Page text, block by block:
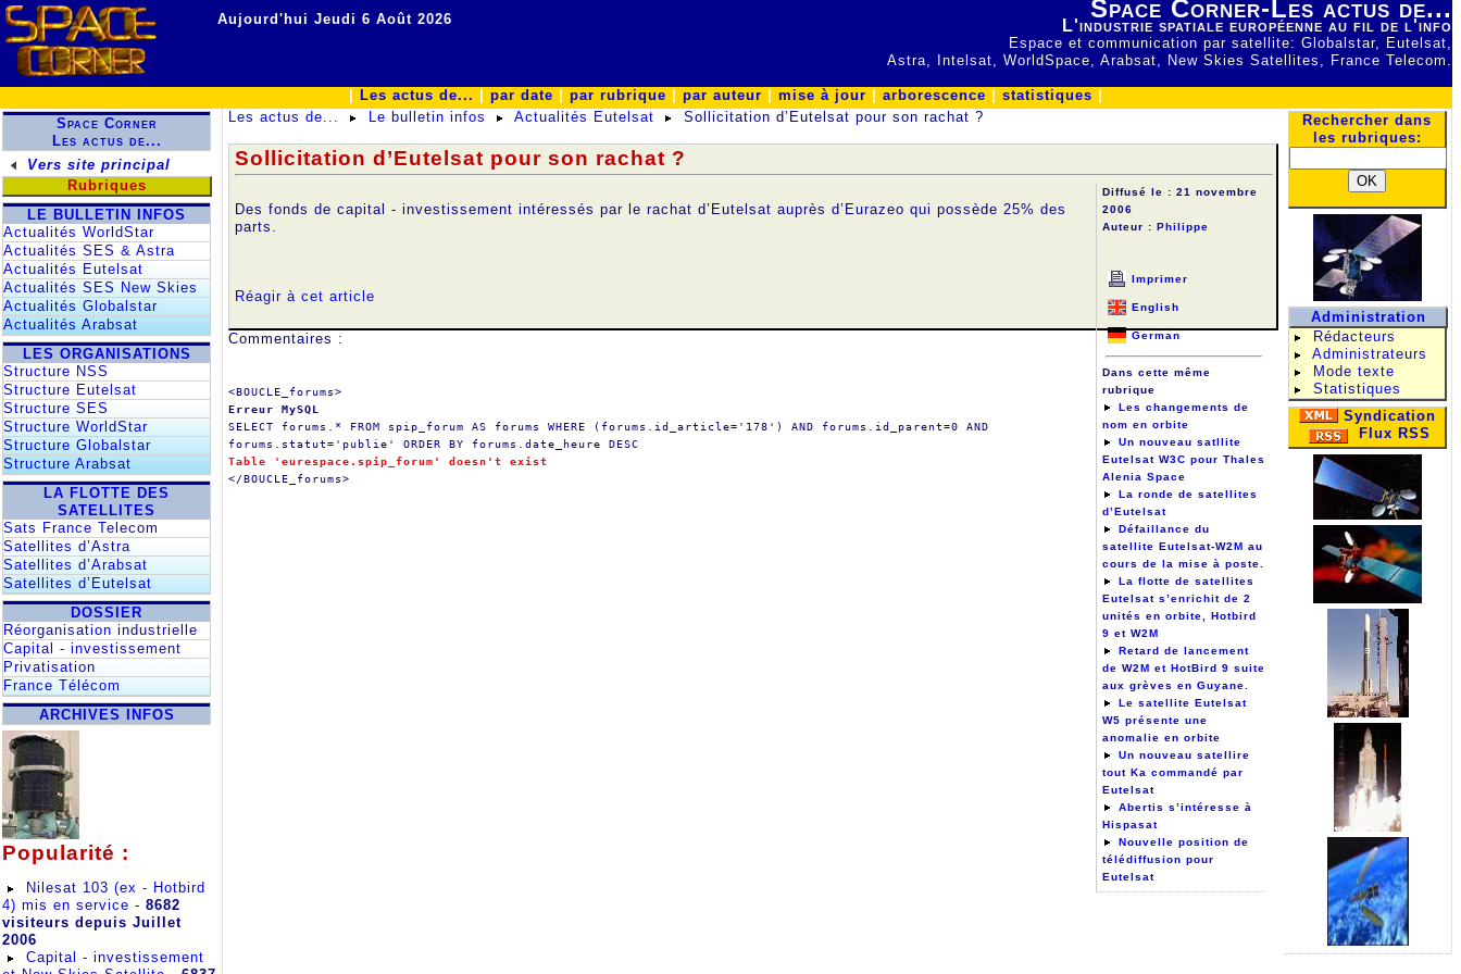
Aujourd'hui Jeudi 6 Août 2026 Space Corner-Les actus de...
L'industrie spatiale européenne au fil de l'info
Espace et communication par satellite: Globalstar, Eutelsat,
Astra, Intelsat, WorldSpace, Arabsat, New Skies Satellites, France Telecom.
Les actus de... par date par rubrique par auteur mise à jour arborescence statistiques
Space Corner
Les actus de...
Vers site principal
Rubriques
LE BULLETIN INFOS
Actualités WorldStar
Actualités SES & Astra
Actualités Eutelsat
Actualités SES New Skies
Actualités Globalstar
Actualités Arabsat
LES ORGANISATIONS
Structure NSS
Structure Eutelsat
Structure SES
Structure WorldStar
Structure Globalstar
Structure Arabsat
LA FLOTTE DES
SATELLITES
Sats France Telecom
Satellites d’Astra
Satellites d’Arabsat
Satellites d’Eutelsat
DOSSIER
Réorganisation industrielle
Capital - investissement
Privatisation
France Télécom
ARCHIVES INFOS
Popularité :
Nilesat 103 (ex - Hotbird
4) mis en service - 8682
visiteurs depuis Juillet
2006
Capital - investissement
Rechercher dans
les rubriques:
Administration
Rédacteurs
Administrateurs
Mode texte
Statistiques
Syndication
Flux RSS
Les actus de... Le bulletin infos Actualités Eutelsat Sollicitation d’Eutelsat pour son rachat ?
Sollicitation d’Eutelsat pour son rachat ?
Diffusé le : 21 novembre
2006
Auteur : Philippe
Imprimer
English
German
Dans cette même
rubrique
Les changements de
nom en orbite
Un nouveau satllite
Eutelsat W3C pour Thales
Alenia Space
La ronde de satellites
d’Eutelsat
Défaillance du
satellite Eutelsat-W2M au
cours de la mise à poste.
La flotte de satellites
Eutelsat s’enrichit de 2
unités en orbite, Hotbird
9 et W2M
Retard de lancement
de W2M et HotBird 9 suite
aux grèves en Guyane.
Le satellite Eutelsat
W5 présente une
anomalie en orbite
Un nouveau satellire
tout Ka commandé par
Eutelsat
Abertis s’intéresse à
Hispasat
Nouvelle position de
télédiffusion pour
Eutelsat
Des fonds de capital - investissement intéressés par le rachat d’Eutelsat auprès d’Eurazeo qui possède 25% des
parts.
Réagir à cet article
Commentaires :
<BOUCLE_forums>
Erreur MySQL
SELECT forums.* FROM spip_forum AS forums WHERE (forums.id_article='178') AND forums.id_parent=0 AND
forums.statut='publie' ORDER BY forums.date_heure DESC
Table 'eurespace.spip_forum' doesn't exist
</BOUCLE_forums>